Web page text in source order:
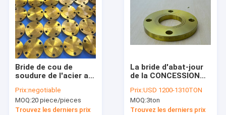
Bride de cou de
soudure de l'acier au
B2220 pour le
pétrole/gaz/eau/industriel
Prix:negotiable
MOQ:20 piece/pieces
Trouvez les derniers prix
La bride d'abat-jour
de la CONCESSION
JIS B2220 AINSI
SS400 a forgé le CS
solides solubles
Prix:USD 1200-1310TON
MOQ:3ton
Trouvez les derniers prix